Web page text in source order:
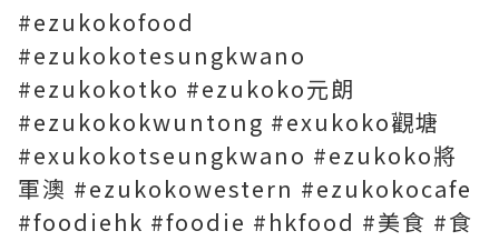
#ezukokofood
#ezukokotesungkwano
#ezukokotko #ezukoko元朗
#ezukokokwuntong #exukoko觀塘
#exukokotseungkwano #ezukoko將
軍澳 #ezukokowestern #ezukokocafe
#foodiehk #foodie #hkfood #美食 #食